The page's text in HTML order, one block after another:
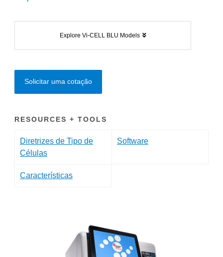
Explore Vi-CELL BLU Models
Solicitar uma cotação
RESOURCES + TOOLS
Diretrizes de Tipo de
Células
Software
Características